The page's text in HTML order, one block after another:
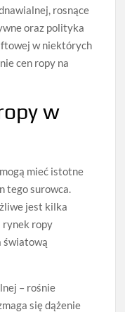
rosnące
oraz polityka
w niektórych
cen ropy na
w
mieć istotne
tego surowca.
jest kilka
rynek ropy
światową
– rośnie
się dążenie